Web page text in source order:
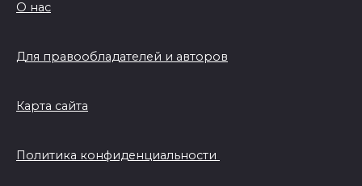
О нас
Для правообладателей и авторов
Карта сайта
Политика конфиденциальности